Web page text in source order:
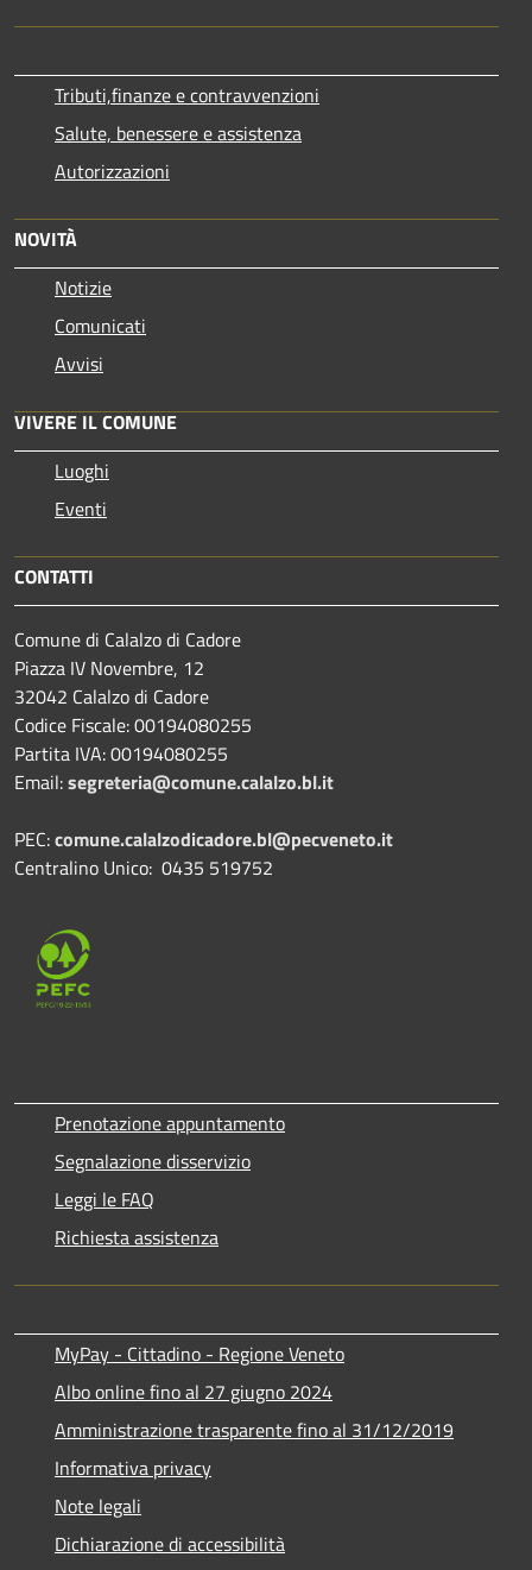
Tributi,finanze e contravvenzioni
Salute, benessere e assistenza
Autorizzazioni
NOVITÀ
Notizie
Comunicati
Avvisi
VIVERE IL COMUNE
Luoghi
Eventi
CONTATTI
Comune di Calalzo di Cadore
Piazza IV Novembre, 12
32042 Calalzo di Cadore
Codice Fiscale: 00194080255
Partita IVA: 00194080255
Email:segreteria@comune.calalzo.bl.it
PEC:comune.calalzodicadore.bl@pecveneto.it
Centralino Unico: 0435 519752
Prenotazione appuntamento
Segnalazione disservizio
Leggi le FAQ
Richiesta assistenza
MyPay - Cittadino - Regione Veneto
Albo online fino al 27 giugno 2024
Amministrazione trasparente fino al 31/12/2019
Informativa privacy
Note legali
Dichiarazione di accessibilità